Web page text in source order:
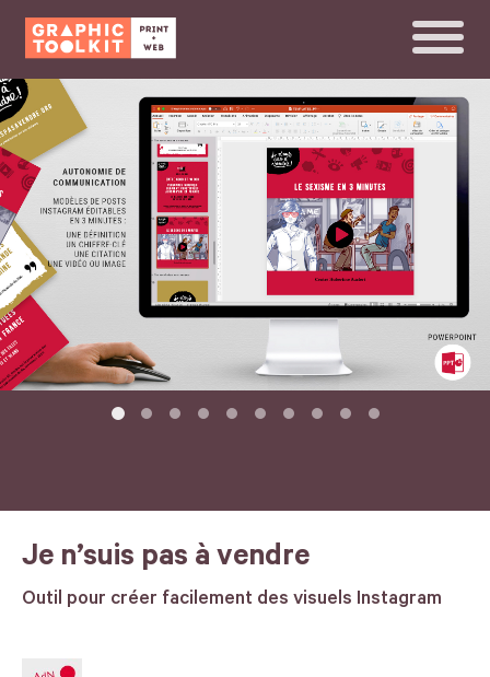
Je n’suis pas à vendre
Outil pour créer facilement des visuels Instagram